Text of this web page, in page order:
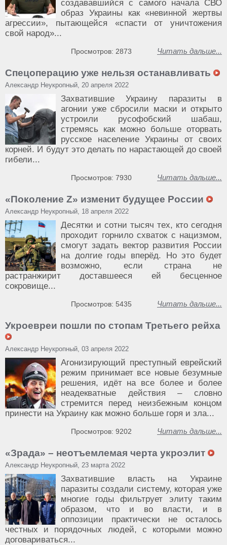
создававшийся с самого начала СВО
образ Украины как «невинной жертвы
агрессии», пытающейся «спасти от уничтожения
свой народ»...
Читать дальше...
Просмотров: 2873
Спецоперацию уже нельзя останавливать
Александр Неукропный, 20 апреля 2022
Захватившие Украину паразиты в
агонии уже сбросили маски и открыто
устроили русофобский шабаш,
стремясь как можно больше оторвать
русское население Украины от своих
корней. И будут это делать по нарастающей до своей
гибели...
Читать дальше...
Просмотров: 7930
«Поколение Z» изменит будущее России
Александр Неукропный, 18 апреля 2022
Десятки и сотни тысяч тех, кто сегодня
проходит горнило схваток с нацизмом,
смогут задать вектор развития России
на долгие годы вперёд. Но это будет
возможно, если страна не
растранжирит доставшееся ей бесценное
сокровище...
Читать дальше...
Просмотров: 5435
Укроевреи пошли по стопам Третьего рейха
Александр Неукропный, 03 апреля 2022
Агонизирующий преступный еврейский
режим принимает все новые безумные
решения, идёт на все более и более
неадекватные действия – словно
стремится перед неизбежным концом
принести на Украину как можно больше горя и зла...
Читать дальше...
Просмотров: 9202
«Зрада» – неотъемлемая черта укроэлит
Александр Неукропный, 23 марта 2022
Захватившие власть на Украине
паразиты создали систему, которая уже
многие годы фильтрует элиту таким
образом, что и во власти, и в
оппозиции практически не осталось
честных и порядочных людей, с которыми можно
договариваться...